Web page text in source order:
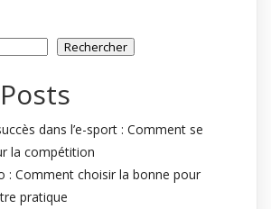
Rechercher
dans l’e-sport : Comment se
la compétition
: Comment choisir la bonne pour
pratique